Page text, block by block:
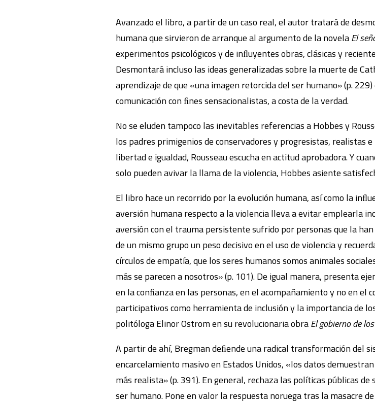
Avanzado el libro, a partir de un caso real, el autor tratará de
humana que sirvieron de arranque al argumento de la novelaEl
experimentos psicológicos y de inﬂuyentes obras, clásicas y
Desmontará incluso las ideas generalizadas sobre la muerte de
aprendizaje de que «una imagen retorcida del ser humano» (p.
comunicación con ﬁnes sensacionalistas, a costa de la verdad.
No se eluden tampoco las inevitables referencias a Hobbes y
los padres primigenios de conservadores y progresistas, realistas
libertad e igualdad, Rousseau escucha en actitud aprobadora. Y
solo pueden avivar la llama de la violencia, Hobbes asiente
El libro hace un recorrido por la evolución humana, así como la
aversión humana respecto a la violencia lleva a evitar emplearla
aversión con el trauma persistente sufrido por personas que la
de un mismo grupo un peso decisivo en el uso de violencia y
círculos de empatía, que los seres humanos somos animales
más se parecen a nosotros» (p. 101). De igual manera, presenta
en la conﬁanza en las personas, en el acompañamiento y no en el
participativos como herramienta de inclusión y la importancia de
politóloga Elinor Ostrom en su revolucionaria obraEl gobierno de
A partir de ahí, Bregman deﬁende una radical transformación del
encarcelamiento masivo en Estados Unidos, «los datos
más realista» (p. 391). En general, rechaza las políticas públicas
ser humano. Pone en valor la respuesta noruega tras la masacre